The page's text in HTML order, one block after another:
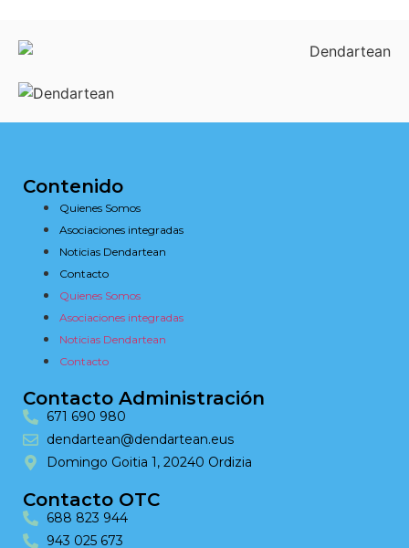
Contenido
Quienes Somos
Asociaciones integradas
Noticias Dendartean
Contacto
Quienes Somos
Asociaciones integradas
Noticias Dendartean
Contacto
Contacto Administración
671 690 980
dendartean@dendartean.eus
Domingo Goitia 1, 20240 Ordizia
Contacto OTC
688 823 944
943 025 673